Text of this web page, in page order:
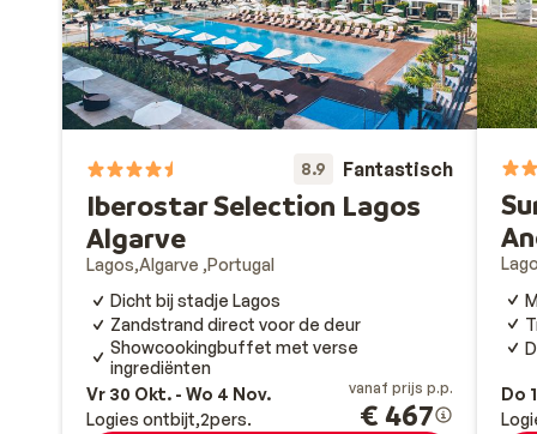
8.9 Fantastisch
Iberostar Selection Lagos
Algarve
Lagos Algarve Portugal
Dicht bij stadje Lagos
Zandstrand direct voor de deur
Showcookingbuffet met verse
ingrediënten
Vr 30 Okt. - Wo 4 Nov.
Logies ontbijt 2pers.
vanaf prijs p.p.
€ 467
Do